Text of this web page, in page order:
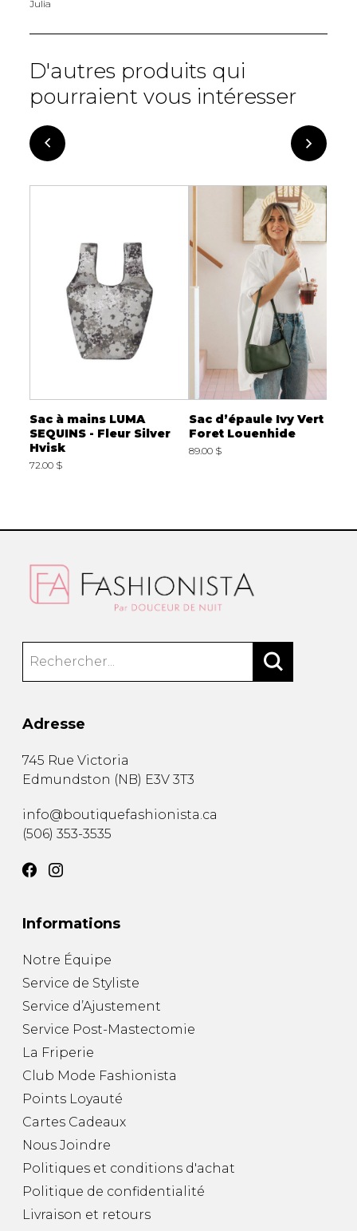
Julia
D'autres produits qui
pourraient vous intéresser
Sac à mains LUMA
SEQUINS - Fleur Silver
Hvisk
72.00 $
Sac d’épaule Ivy Vert
Foret Louenhide
89.00 $
Adresse
745 Rue Victoria
Edmundston (NB) E3V 3T3
info@boutiquefashionista.ca
(506) 353-3535
Informations
Notre Équipe
Service de Styliste
Service d’Ajustement
Service Post-Mastectomie
La Friperie
Club Mode Fashionista
Points Loyauté
Cartes Cadeaux
Nous Joindre
Politiques et conditions d'achat
Politique de confidentialité
Livraison et retours